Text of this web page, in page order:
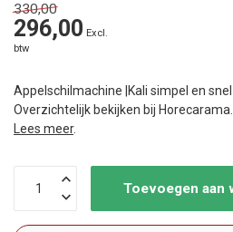
330,00
296,00 Excl.
btw
Appelschilmachine |Kali simpel en
Overzichtelijk bekijken bij Horecarama.
Lees meer.
Toevoegen aan